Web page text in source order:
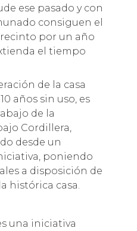
ese pasado y con
consiguen el
por un año
el tiempo
de la casa
años sin uso, es
de la
Cordillera,
desde un
poniendo
a disposición de
histórica casa.
una iniciativa